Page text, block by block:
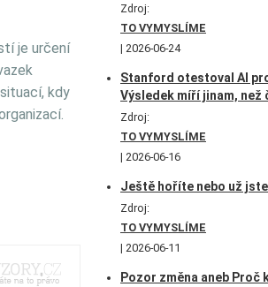
je určení
kdy
Zdroj:
TO VYMYSLÍME
2026-06-24
Stanford otestoval AI
Výsledek míří jinam, než
Zdroj:
TO VYMYSLÍME
2026-06-16
Ještě hoříte nebo už
Zdroj:
TO VYMYSLÍME
2026-06-11
Pozor změna aneb Proč